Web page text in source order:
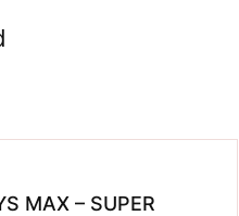
MAX – SUPER